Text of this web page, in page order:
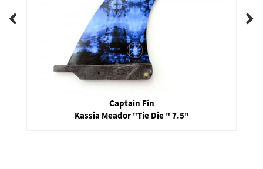
Captain Fin
Kassia Meador "Tie Die " 7.5"